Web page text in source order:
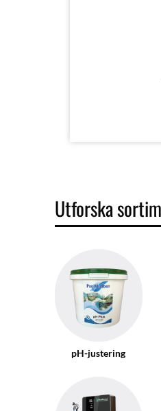
Utforska
pH-justering